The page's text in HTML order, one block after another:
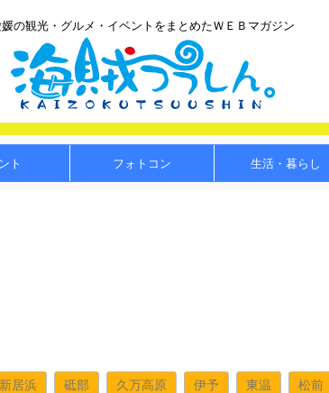
の観光・グルメ・イベントをまとめたＷＥＢマガジン
ト フォトコン 生活・暮らし
新居浜 砥部 久万高原 伊予 東温 松前